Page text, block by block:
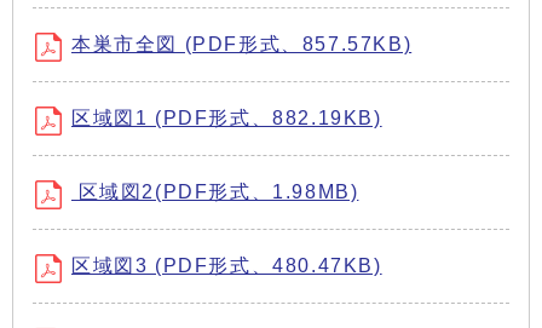
本巣市全図 (PDF形式、857.57KB)
区域図1 (PDF形式、882.19KB)
区域図2(PDF形式、1.98MB)
区域図3 (PDF形式、480.47KB)